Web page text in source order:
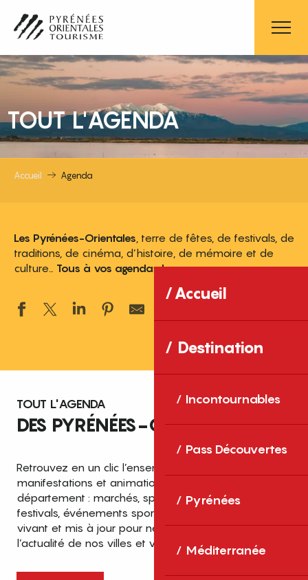
contenu
principal
Accueil
Destination
Incontournables
Pass Découvertes
Pyrénées
Méditerranée
TOUT L'AGENDA
Accueil Agenda
Les Pyrénées-Orientales , terre de fêtes, de festivals, de
traditions, de cinéma, d’histoire, de mémoire et de
culture… Tous à vos agendas !
TOUT L'AGENDA
DES PYRÉNÉES-ORIENTALES
Retrouvez en un clic l’ensemble des fêtes,
manifestations et animations recensées dans le
département : marchés, spectacles, expositions,
festivals, événements sportifs et culturels… un agenda
vivant et mis à jour pour ne rien manquer de
l’actualité de nos villes et villages.